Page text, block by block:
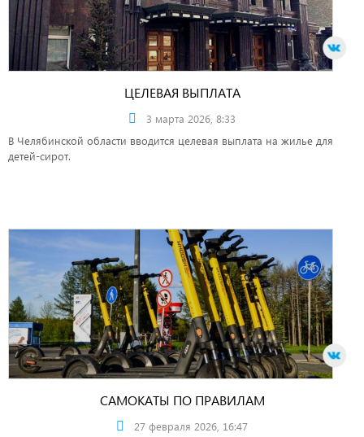
ЦЕЛЕВАЯ ВЫПЛАТА
3 марта 2026, 8:33
В Челябинской области вводится целевая выплата на жилье для
детей-сирот.
САМОКАТЫ ПО ПРАВИЛАМ
27 февраля 2026, 16:47